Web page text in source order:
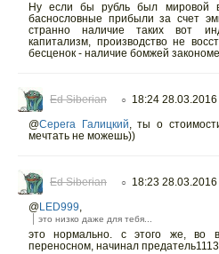
Ну если бы рубль был мировой
баснословные прибыли за счет
странно наличие таких вот
капитализм, производство не
бесценок - наличие бомжей
Ed Siberian ○ 18:24 28.03.2016
@Серега Галицкий,ты о
мечтать не можешь))
Ed Siberian ○ 18:23 28.03.2016
@LED999,
это низко даже для тебя...
это нормально. с этого же, во
переносном, начинал